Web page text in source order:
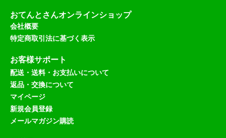
おてんとさんオンラインショップ
会社概要
特定商取引法に基づく表示
お客様サポート
配送・送料・お支払いについて
返品・交換について
マイページ
新規会員登録
メールマガジン購読